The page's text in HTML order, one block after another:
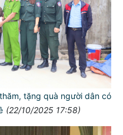
tặng quà người dân có
(22/10/2025 17:58)